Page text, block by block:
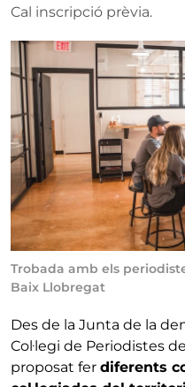
Cal inscripció prèvia.
Trobada amb els
Baix Llobregat
Des de la Junta de la
Col·legi de Periodistes
proposat fer diferents